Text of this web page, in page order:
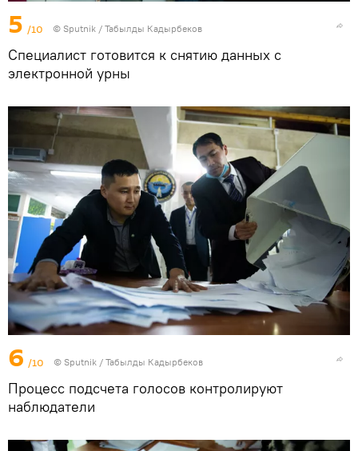
5 /10 © Sputnik / Табылды Кадырбеков
Специалист готовится к снятию данных с
электронной урны
6 /10 © Sputnik / Табылды Кадырбеков
Процесс подсчета голосов контролируют
наблюдатели